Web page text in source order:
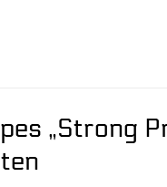
„Strong